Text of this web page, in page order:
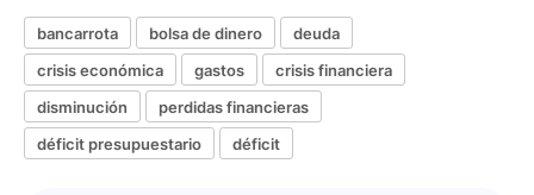
bancarrota bolsa de dinero
deuda
crisis económica
gastos
crisis financiera
disminución
perdidas financieras
déficit presupuestario
déficit